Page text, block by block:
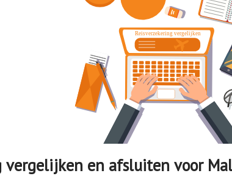
vergelijken en afsluiten voor